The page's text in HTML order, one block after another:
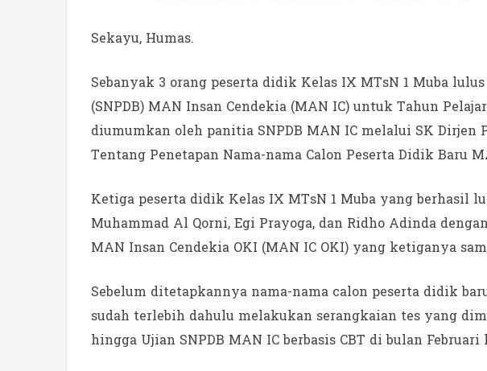
Sekayu, Humas.
Sebanyak 3 orang peserta didik Kelas IX MTsN 1 Muba
(SNPDB) MAN Insan Cendekia (MAN IC) untuk Tahun
diumumkan oleh panitia SNPDB MAN IC melalui SK Dirjen
Tentang Penetapan Nama-nama Calon Peserta Didik Baru
Ketiga peserta didik Kelas IX MTsN 1 Muba yang berhasil
Muhammad Al Qorni, Egi Prayoga, dan Ridho Adinda
MAN Insan Cendekia OKI (MAN IC OKI) yang ketiganya
Sebelum ditetapkannya nama-nama calon peserta didik
sudah terlebih dahulu melakukan serangkaian tes yang
hingga Ujian SNPDB MAN IC berbasis CBT di bulan Februari